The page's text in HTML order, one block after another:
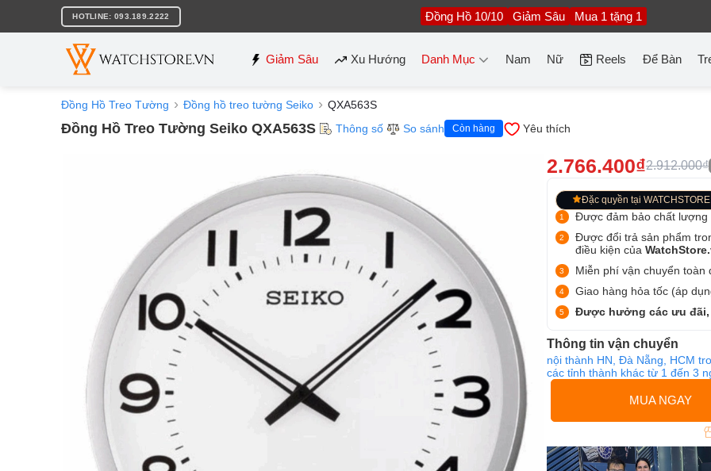
nội
HOTLINE: 093.189.2222 Đồng Hồ 10/10 Giảm Sâu Mua 1 tặng 1
Giảm Sâu Xu Hướng Danh Mục Nam Nữ Reels Để Bàn
Đồng Hồ Treo Tường Đồng hồ treo tường Seiko QXA563S
Đồng Hồ Treo Tường Seiko QXA563S Thông số So sánh Còn hàng Yêu thích
2.766.400₫2.912.000₫
Đặc quyền tại WATCHSTORE
Được đảm bảo chất lượng
Được đổi trả sản phẩm
điều kiện của
Miễn phí vận chuyển toàn
Giao hàng hỏa tốc (áp
Được hưởng các ưu đãi,
Thông tin vận chuyển
nội thành HN, Đà Nẵng, HCM
các tỉnh thành khác từ 1 đến 3
MUA NGAY